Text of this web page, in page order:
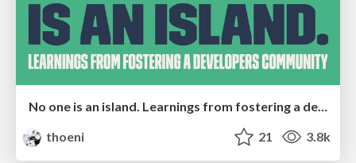
thoeni
21 3.8k